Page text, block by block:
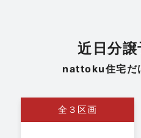
静岡市駿河区みずほ
近日分
nattoku住宅だ
全３区画